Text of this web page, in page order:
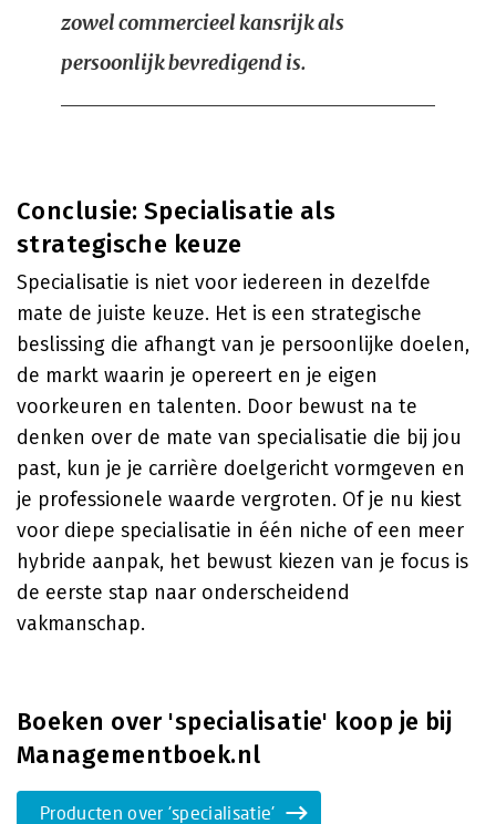
zowel commercieel kansrijk als
persoonlijk bevredigend is.
Conclusie: Specialisatie als
strategische keuze
Specialisatie is niet voor iedereen in dezelfde
mate de juiste keuze. Het is een strategische
beslissing die afhangt van je persoonlijke doelen,
de markt waarin je opereert en je eigen
voorkeuren en talenten. Door bewust na te
denken over de mate van specialisatie die bij jou
past, kun je je carrière doelgericht vormgeven en
je professionele waarde vergroten. Of je nu kiest
voor diepe specialisatie in één niche of een meer
hybride aanpak, het bewust kiezen van je focus is
de eerste stap naar onderscheidend
vakmanschap.
Boeken over 'specialisatie' koop je bij
Managementboek.nl
Producten over 'specialisatie'